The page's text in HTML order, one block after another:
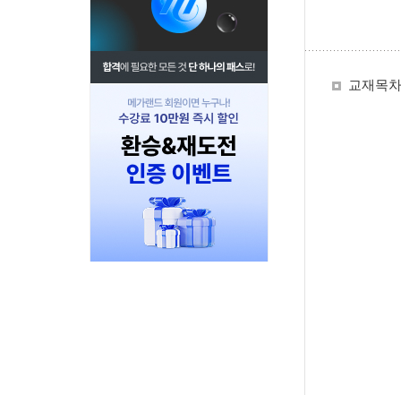
교재목차